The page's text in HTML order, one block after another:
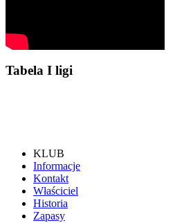
Tabela I ligi
KLUB
Informacje
Kontakt
Właściciel
Historia
Zapasy